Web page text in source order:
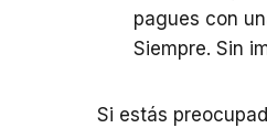
pagues con
Siempre. Sin
Si estás